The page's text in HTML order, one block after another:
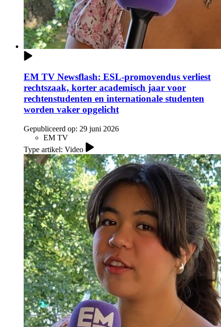
EM TV Newsflash: ESL-promovendus verliest
rechtszaak, korter academisch jaar voor
rechtenstudenten en internationale studenten
worden vaker opgelicht
Gepubliceerd op: 29 juni 2026
EM TV
Type artikel: Video